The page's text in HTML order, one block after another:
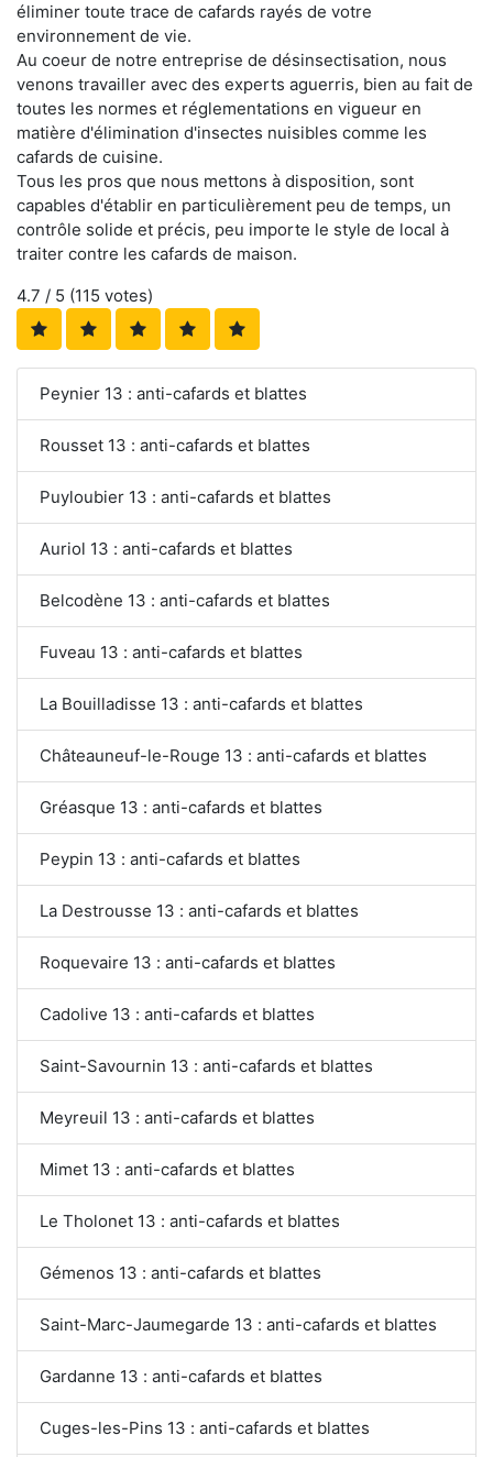
éliminer toute trace de cafards rayés de votre
environnement de vie.
Au coeur de notre entreprise de désinsectisation, nous
venons travailler avec des experts aguerris, bien au fait de
toutes les normes et réglementations en vigueur en
matière d'élimination d'insectes nuisibles comme les
cafards de cuisine.
Tous les pros que nous mettons à disposition, sont
capables d'établir en particulièrement peu de temps, un
contrôle solide et précis, peu importe le style de local à
traiter contre les cafards de maison.
4.7 / 5 (115 votes)
Peynier 13 : anti-cafards et blattes
Rousset 13 : anti-cafards et blattes
Puyloubier 13 : anti-cafards et blattes
Auriol 13 : anti-cafards et blattes
Belcodène 13 : anti-cafards et blattes
Fuveau 13 : anti-cafards et blattes
La Bouilladisse 13 : anti-cafards et blattes
Châteauneuf-le-Rouge 13 : anti-cafards et blattes
Gréasque 13 : anti-cafards et blattes
Peypin 13 : anti-cafards et blattes
La Destrousse 13 : anti-cafards et blattes
Roquevaire 13 : anti-cafards et blattes
Cadolive 13 : anti-cafards et blattes
Saint-Savournin 13 : anti-cafards et blattes
Meyreuil 13 : anti-cafards et blattes
Mimet 13 : anti-cafards et blattes
Le Tholonet 13 : anti-cafards et blattes
Gémenos 13 : anti-cafards et blattes
Saint-Marc-Jaumegarde 13 : anti-cafards et blattes
Gardanne 13 : anti-cafards et blattes
Cuges-les-Pins 13 : anti-cafards et blattes